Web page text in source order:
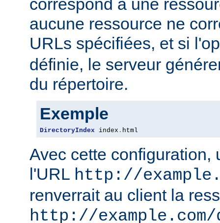
correspond à une
aucune ressource ne
URLs spécifiées, et si
définie, le serveur
du répertoire.
Exemple
DirectoryIndex index . html
Avec cette configuration,
l'URL http://
renverrait au client la
http://